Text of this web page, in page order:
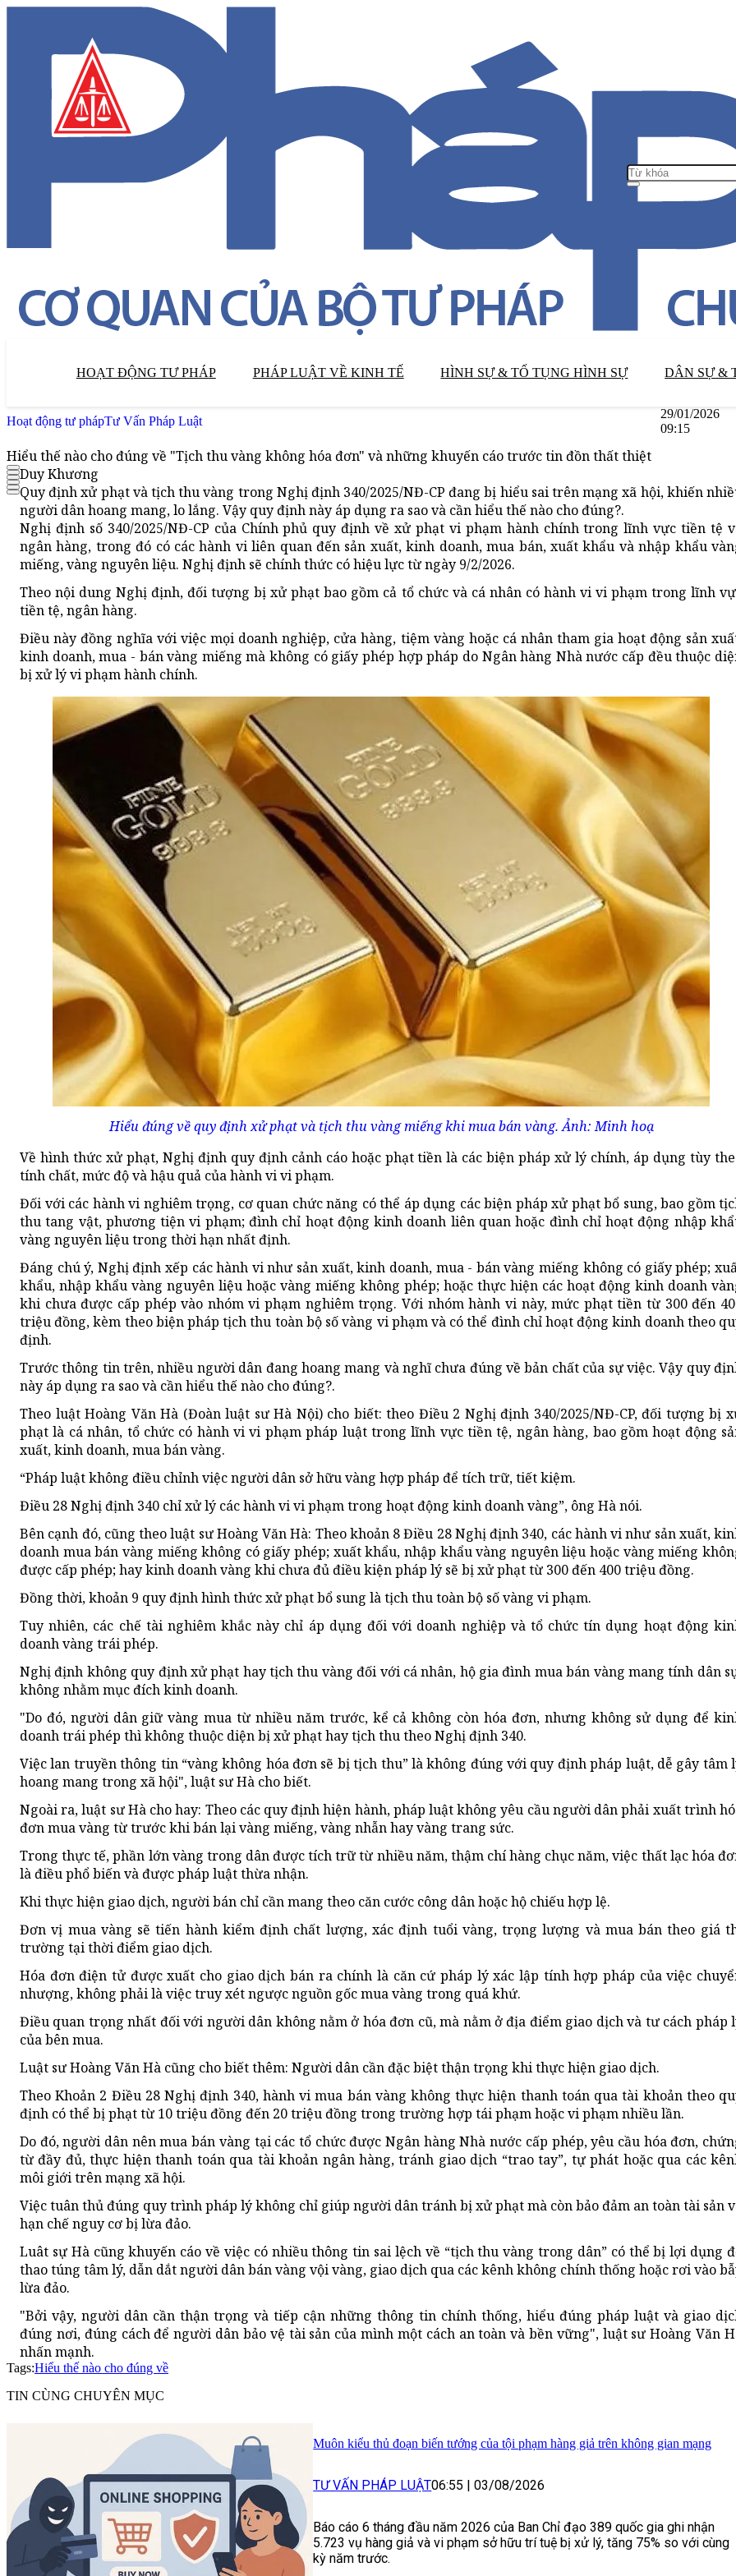
HOẠT ĐỘNG TƯ PHÁP PHÁP LUẬT VỀ KINH TẾ HÌNH SỰ & TỐ TỤNG HÌNH SỰ DÂN SỰ &
Hoạt động tư phápTư Vấn Pháp Luật
29/01/2026
09:15
Hiểu thế nào cho đúng về "Tịch thu vàng không hóa đơn" và những khuyến cáo trước tin đồn thất thiệt
Duy Khương
Quy định xử phạt và tịch thu vàng trong Nghị định 340/2025/NĐ-CP đang bị hiểu sai trên mạng xã hội, khiến
người dân hoang mang, lo lắng. Vậy quy định này áp dụng ra sao và cần hiểu thế nào cho đúng?.
Nghị định số 340/2025/NĐ-CP của Chính phủ quy định về xử phạt vi phạm hành chính trong lĩnh vực tiền tệ
ngân hàng, trong đó có các hành vi liên quan đến sản xuất, kinh doanh, mua bán, xuất khẩu và nhập khẩu
miếng, vàng nguyên liệu. Nghị định sẽ chính thức có hiệu lực từ ngày 9/2/2026.
Theo nội dung Nghị định, đối tượng bị xử phạt bao gồm cả tổ chức và cá nhân có hành vi vi phạm trong lĩnh
tiền tệ, ngân hàng.
Điều này đồng nghĩa với việc mọi doanh nghiệp, cửa hàng, tiệm vàng hoặc cá nhân tham gia hoạt động sản
kinh doanh, mua - bán vàng miếng mà không có giấy phép hợp pháp do Ngân hàng Nhà nước cấp đều thuộc
bị xử lý vi phạm hành chính.
Hiểu đúng về quy định xử phạt và tịch thu vàng miếng khi mua bán vàng. Ảnh: Minh hoạ
Về hình thức xử phạt, Nghị định quy định cảnh cáo hoặc phạt tiền là các biện pháp xử lý chính, áp dụng tùy
tính chất, mức độ và hậu quả của hành vi vi phạm.
Đối với các hành vi nghiêm trọng, cơ quan chức năng có thể áp dụng các biện pháp xử phạt bổ sung, bao gồm
thu tang vật, phương tiện vi phạm; đình chỉ hoạt động kinh doanh liên quan hoặc đình chỉ hoạt động nhập
vàng nguyên liệu trong thời hạn nhất định.
Đáng chú ý, Nghị định xếp các hành vi như sản xuất, kinh doanh, mua - bán vàng miếng không có giấy phép;
khẩu, nhập khẩu vàng nguyên liệu hoặc vàng miếng không phép; hoặc thực hiện các hoạt động kinh doanh
khi chưa được cấp phép vào nhóm vi phạm nghiêm trọng. Với nhóm hành vi này, mức phạt tiền từ 300 đến
triệu đồng, kèm theo biện pháp tịch thu toàn bộ số vàng vi phạm và có thể đình chỉ hoạt động kinh doanh theo
định.
Trước thông tin trên, nhiều người dân đang hoang mang và nghĩ chưa đúng về bản chất của sự việc. Vậy quy
này áp dụng ra sao và cần hiểu thế nào cho đúng?.
Theo luật Hoàng Văn Hà (Đoàn luật sư Hà Nội) cho biết: theo Điều 2 Nghị định 340/2025/NĐ-CP, đối tượng bị
phạt là cá nhân, tổ chức có hành vi vi phạm pháp luật trong lĩnh vực tiền tệ, ngân hàng, bao gồm hoạt động
xuất, kinh doanh, mua bán vàng.
“Pháp luật không điều chỉnh việc người dân sở hữu vàng hợp pháp để tích trữ, tiết kiệm.
Điều 28 Nghị định 340 chỉ xử lý các hành vi vi phạm trong hoạt động kinh doanh vàng”, ông Hà nói.
Bên cạnh đó, cũng theo luật sư Hoàng Văn Hà: Theo khoản 8 Điều 28 Nghị định 340, các hành vi như sản xuất,
doanh mua bán vàng miếng không có giấy phép; xuất khẩu, nhập khẩu vàng nguyên liệu hoặc vàng miếng
được cấp phép; hay kinh doanh vàng khi chưa đủ điều kiện pháp lý sẽ bị xử phạt từ 300 đến 400 triệu đồng.
Đồng thời, khoản 9 quy định hình thức xử phạt bổ sung là tịch thu toàn bộ số vàng vi phạm.
Tuy nhiên, các chế tài nghiêm khắc này chỉ áp dụng đối với doanh nghiệp và tổ chức tín dụng hoạt động
doanh vàng trái phép.
Nghị định không quy định xử phạt hay tịch thu vàng đối với cá nhân, hộ gia đình mua bán vàng mang tính dân
không nhằm mục đích kinh doanh.
"Do đó, người dân giữ vàng mua từ nhiều năm trước, kể cả không còn hóa đơn, nhưng không sử dụng để
doanh trái phép thì không thuộc diện bị xử phạt hay tịch thu theo Nghị định 340.
Việc lan truyền thông tin “vàng không hóa đơn sẽ bị tịch thu” là không đúng với quy định pháp luật, dễ gây tâm
hoang mang trong xã hội", luật sư Hà cho biết.
Ngoài ra, luật sư Hà cho hay: Theo các quy định hiện hành, pháp luật không yêu cầu người dân phải xuất trình
đơn mua vàng từ trước khi bán lại vàng miếng, vàng nhẫn hay vàng trang sức.
Trong thực tế, phần lớn vàng trong dân được tích trữ từ nhiều năm, thậm chí hàng chục năm, việc thất lạc hóa
là điều phổ biến và được pháp luật thừa nhận.
Khi thực hiện giao dịch, người bán chỉ cần mang theo căn cước công dân hoặc hộ chiếu hợp lệ.
Đơn vị mua vàng sẽ tiến hành kiểm định chất lượng, xác định tuổi vàng, trọng lượng và mua bán theo giá
trường tại thời điểm giao dịch.
Hóa đơn điện tử được xuất cho giao dịch bán ra chính là căn cứ pháp lý xác lập tính hợp pháp của việc
nhượng, không phải là việc truy xét ngược nguồn gốc mua vàng trong quá khứ.
Điều quan trọng nhất đối với người dân không nằm ở hóa đơn cũ, mà nằm ở địa điểm giao dịch và tư cách pháp
của bên mua.
Luật sư Hoàng Văn Hà cũng cho biết thêm: Người dân cần đặc biệt thận trọng khi thực hiện giao dịch.
Theo Khoản 2 Điều 28 Nghị định 340, hành vi mua bán vàng không thực hiện thanh toán qua tài khoản theo
định có thể bị phạt từ 10 triệu đồng đến 20 triệu đồng trong trường hợp tái phạm hoặc vi phạm nhiều lần.
Do đó, người dân nên mua bán vàng tại các tổ chức được Ngân hàng Nhà nước cấp phép, yêu cầu hóa đơn,
từ đầy đủ, thực hiện thanh toán qua tài khoản ngân hàng, tránh giao dịch “trao tay”, tự phát hoặc qua các
môi giới trên mạng xã hội.
Việc tuân thủ đúng quy trình pháp lý không chỉ giúp người dân tránh bị xử phạt mà còn bảo đảm an toàn tài sản
hạn chế nguy cơ bị lừa đảo.
Luât sự Hà cũng khuyến cáo về việc có nhiều thông tin sai lệch về “tịch thu vàng trong dân” có thể bị lợi dụng
thao túng tâm lý, dẫn dắt người dân bán vàng vội vàng, giao dịch qua các kênh không chính thống hoặc rơi vào
lừa đảo.
"Bởi vậy, người dân cần thận trọng và tiếp cận những thông tin chính thống, hiểu đúng pháp luật và giao
đúng nơi, đúng cách để người dân bảo vệ tài sản của mình một cách an toàn và bền vững", luật sư Hoàng Văn
nhấn mạnh.
Tags:Hiểu thế nào cho đúng về
TIN CÙNG CHUYÊN MỤC
Muôn kiểu thủ đoạn biến tướng của tội phạm hàng giả trên không gian mạng
TƯ VẤN PHÁP LUẬT06:55 03/08/2026
Báo cáo 6 tháng đầu năm 2026 của Ban Chỉ đạo 389 quốc gia ghi nhận
5.723 vụ hàng giả và vi phạm sở hữu trí tuệ bị xử lý, tăng 75% so với cùng
kỳ năm trước.